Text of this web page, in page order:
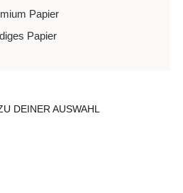
Papier
Papier
DEINER AUSWAHL